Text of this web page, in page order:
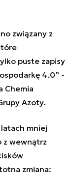
związany z
puste zapisy
4.0” -
Chemia
Azoty.
mniej
z wewnątrz
zmiana: